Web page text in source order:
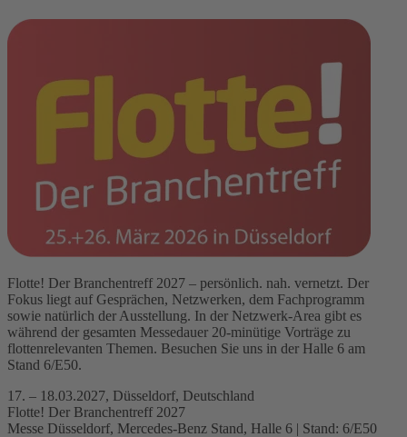
Flotte! Der Branchentreff 2027 – persönlich. nah. vernetzt. Der
Fokus liegt auf Gesprächen, Netzwerken, dem Fachprogramm
sowie natürlich der Ausstellung. In der Netzwerk-Area gibt es
während der gesamten Messedauer 20-minütige Vorträge zu
flottenrelevanten Themen. Besuchen Sie uns in der Halle 6 am
Stand 6/E50.
17. – 18.03.2027, Düsseldorf, Deutschland
Flotte! Der Branchentreff 2027
Messe Düsseldorf, Mercedes-Benz Stand, Halle 6 | Stand: 6/E50